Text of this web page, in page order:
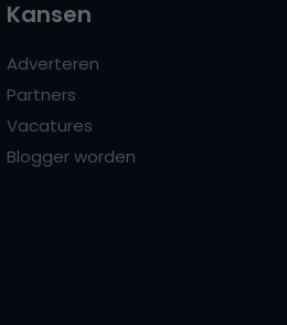
Kansen
Adverteren
Partners
Vacatures
Blogger worden